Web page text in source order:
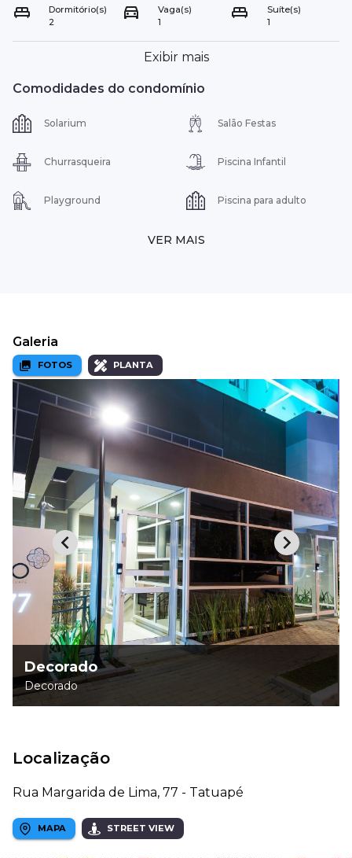
Dormitório(s)
2
Vaga(s)
1
Suíte(s)
1
Exibir mais
Comodidades do condomínio
Solarium Salão Festas
Churrasqueira Piscina Infantil
Playground Piscina para adulto
VER MAIS
Galeria
FOTOS PLANTA
Decorado
Decorado
Localização
Rua Margarida de Lima, 77 - Tatuapé
MAPA STREET VIEW